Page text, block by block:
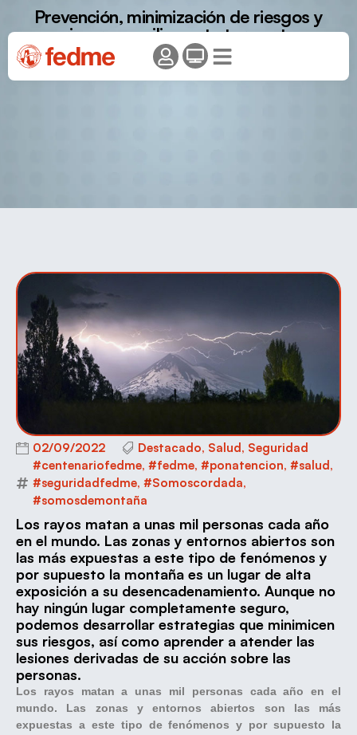
Prevención, minimización de riesgos y
primeros auxilios ante tormentas
eléctricas.
02/09/2022 Destacado, Salud, Seguridad
#centenariofedme, #fedme, #ponatencion, #salud,
#seguridadfedme, #Somoscordada,
#somosdemontaña
Los rayos matan a unas mil personas cada año
en el mundo. Las zonas y entornos abiertos son
las más expuestas a este tipo de fenómenos y
por supuesto la montaña es un lugar de alta
exposición a su desencadenamiento. Aunque no
hay ningún lugar completamente seguro,
podemos desarrollar estrategias que minimicen
sus riesgos, así como aprender a atender las
lesiones derivadas de su acción sobre las
personas.
Los rayos matan a unas mil personas cada año en el
mundo. Las zonas y entornos abiertos son las más
expuestas a este tipo de fenómenos y por supuesto la